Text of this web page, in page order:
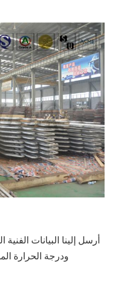
إلينا البيانات الفنية
ودرجة الحرارة